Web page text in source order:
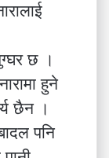
छ ।
हुने
छैन ।
पनि